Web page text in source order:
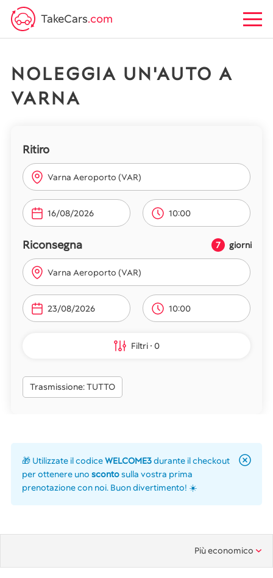
TakeCars.com
NOLEGGIA UN'AUTO A
VARNA
Ritiro
Varna Aeroporto (VAR)
10:00
Riconsegna 7 giorni
Varna Aeroporto (VAR)
10:00
Filtri 0
Trasmissione: TUTTO
🎁 Utilizzate il codiceWELCOME3durante il checkout
per ottenere uno scontosulla vostra prima
prenotazione con noi. Buon divertimento! ☀️
Più economico